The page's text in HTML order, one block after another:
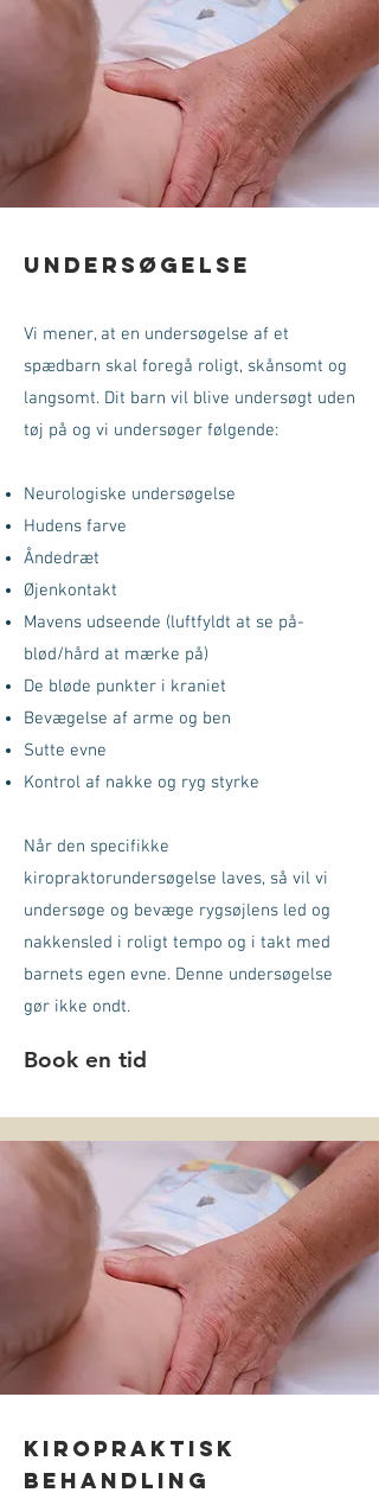
Undersøgelse
Vi mener, at en undersøgelse af et
spædbarn skal foregå roligt, skånsomt og
langsomt. Dit barn vil blive undersøgt uden
tøj på og vi undersøger følgende:
Neurologiske undersøgelse
Hudens farve
Åndedræt
Øjenkontakt
Mavens udseende (luftfyldt at se på-
blød/hård at mærke på)
De bløde punkter i kraniet
Bevægelse af arme og ben
Sutte evne
Kontrol af nakke og ryg styrke
Når den specifikke
kiropraktorundersøgelse laves, så vil vi
undersøge og bevæge rygsøjlens led og
nakkensled i roligt tempo og i takt med
barnets egen evne. Denne undersøgelse
gør ikke ondt.
Book en tid
Kiropraktisk
behandling